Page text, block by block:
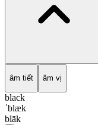
âm tiết âm vị
black
ˈblæk
blāk